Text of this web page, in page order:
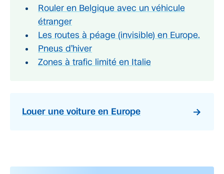
Rouler en Belgique avec un véhicule
étranger
Les routes à péage (invisible) en Europe.
Pneus d’hiver
Zones à trafic limité en Italie
Louer une voiture en Europe